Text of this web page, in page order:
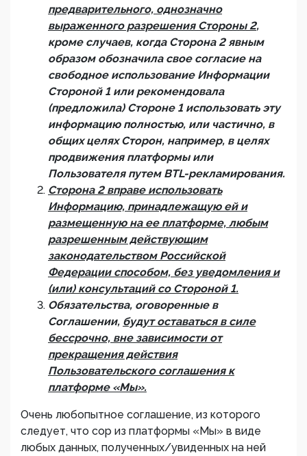
предварительного, однозначно
выраженного разрешения Стороны 2,
кроме случаев, когда Сторона 2 явным
образом обозначила свое согласие на
свободное использование Информации
Стороной 1 или рекомендовала
(предложила) Стороне 1 использовать эту
информацию полностью, или частично, в
общих целях Сторон, например, в целях
продвижения платформы или
Пользователя путем BTL-рекламирования.
Сторона 2 вправе использовать
Информацию, принадлежащую ей и
размещенную на ее платформе, любым
разрешенным действующим
законодательством Российской
Федерации способом, без уведомления и
(или) консультаций со Стороной 1.
Обязательства, оговоренные в
Соглашении, будут оставаться в силе
бессрочно, вне зависимости от
прекращения действия
Пользовательского соглашения к
платформе «Мы».
Очень любопытное соглашение, из которого
следует, что сор из платформы «Мы» в виде
любых данных, полученных/увиденных на ней